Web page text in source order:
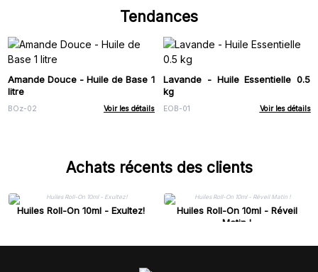
Tendances
Amande Douce - Huile de Base 1
litre
BOz-02 Voir les détails
Lavande - Huile Essentielle 0.5
kg
EOB-01 Voir les détails
Achats récents des clients
Huiles Roll-On 10ml - Exultez!
Huiles Roll-On 10ml - Réveil
Matin !